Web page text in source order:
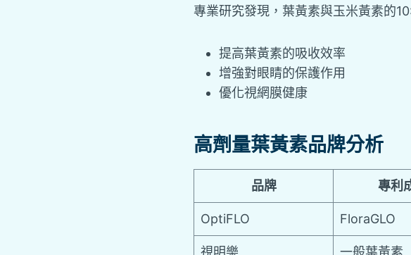
專業研究發現，葉黃素與玉米黃素的
提高葉黃素的吸收效率
增強對眼睛的保護作用
優化視網膜健康
高劑量葉黃素品牌分析
品牌 專利
OptiFLO FloraGLO
視明樂 一般葉黃素